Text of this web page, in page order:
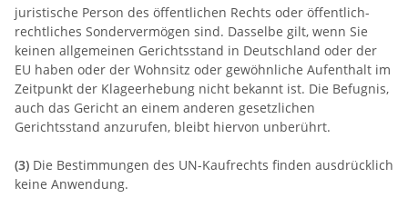
juristische Person des öffentlichen Rechts oder öffentlich-
rechtliches Sondervermögen sind. Dasselbe gilt, wenn Sie
keinen allgemeinen Gerichtsstand in Deutschland oder der
EU haben oder der Wohnsitz oder gewöhnliche Aufenthalt im
Zeitpunkt der Klageerhebung nicht bekannt ist. Die Befugnis,
auch das Gericht an einem anderen gesetzlichen
Gerichtsstand anzurufen, bleibt hiervon unberührt.
(3) Die Bestimmungen des UN-Kaufrechts finden ausdrücklich
keine Anwendung.